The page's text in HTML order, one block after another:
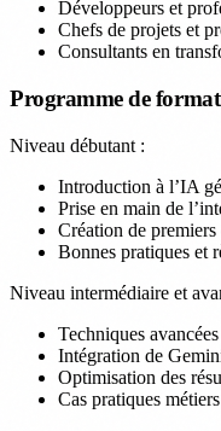
Développeurs et
Chefs de projets et
Consultants en
Programme de
Niveau débutant :
Introduction à l’IA
Prise en main de
Création de
Bonnes pratiques et
Niveau intermédiaire et
Techniques
Intégration de
Optimisation des
Cas pratiques